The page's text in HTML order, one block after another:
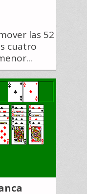
las 52
cuatro